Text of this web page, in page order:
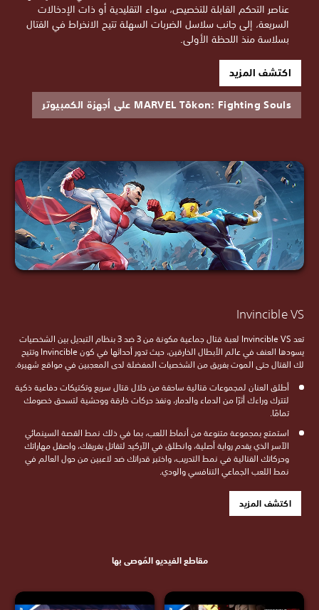
عناصر التحكم القابلة للتخصيص، سواء التقليدية أو ذات الإدخالات
السريعة، إلى جانب سلاسل الضربات السهلة تتيح الانخراط في القتال
بسلاسة منذ اللحظة الأولى.
اكتشف المزيد
MARVEL Tōkon: Fighting Souls على أجهزة الكمبيوتر
Invincible VS
تعد Invincible VS لعبة قتال جماعية مكونة من 3 ضد 3 بنظام التبديل بين الشخصيات
يسودها العنف في عالم الأبطال الخارقين، حيث تدور أحداثها في كون Invincible وتتيح
لك القتال حتى الموت بفريق من الشخصيات المفضلة لدى المعجبين في مواقع شهيرة.
أطلق العنان لمجموعات قتالية ساحقة من خلال قتال سريع وتكتيكات دفاعية ذكية
لتترك وراءك أثرًا من الدماء والدمار، ونفذ حركات خارقة ووحشية لتسحق خصومك
تمامًا.
استمتع بمجموعة متنوعة من أنماط اللعب، بما في ذلك نمط القصة السينمائي
الآسر الذي يقدم رواية أصلية، وانطلق في الآركيد لتقاتل بفريقك، واصقل مهاراتك
وحركاتك القتالية في نمط التدريب، واختبر قدراتك ضد لاعبين من حول العالم في
نمط اللعب الجماعي التنافسي والودي.
اكتشف المزيد
مقاطع الفيديو المُوصى بها